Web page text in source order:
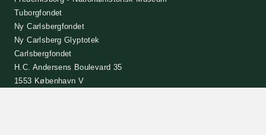
Tuborgfondet
Ny Carlsbergfondet
Ny Carlsberg Glyptotek
Carlsbergfondet
H.C. Andersens Boulevard 35
1553 København V